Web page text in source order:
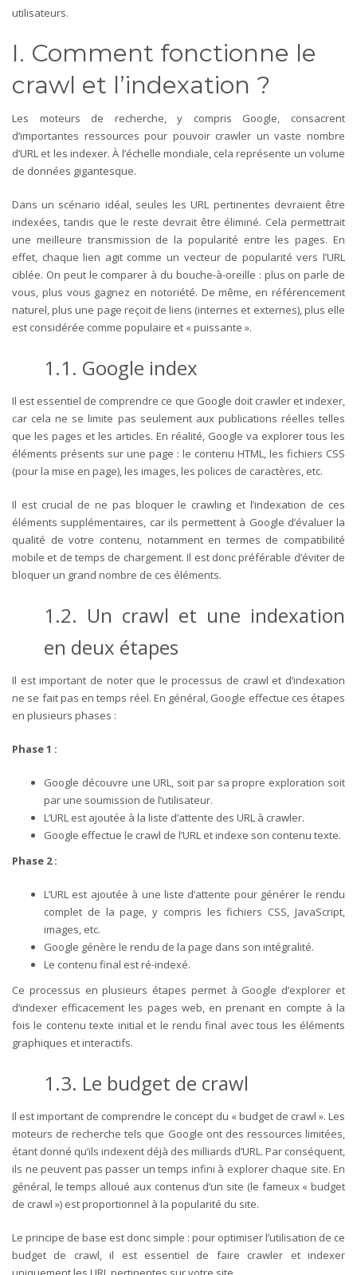
utilisateurs.
I. Comment fonctionne le
crawl et l’indexation ?
Les moteurs de recherche, y compris Google, consacrent
d’importantes ressources pour pouvoir crawler un vaste nombre
d’URL et les indexer. À l’échelle mondiale, cela représente un volume
de données gigantesque.
Dans un scénario idéal, seules les URL pertinentes devraient être
indexées, tandis que le reste devrait être éliminé. Cela permettrait
une meilleure transmission de la popularité entre les pages. En
effet, chaque lien agit comme un vecteur de popularité vers l’URL
ciblée. On peut le comparer à du bouche-à-oreille : plus on parle de
vous, plus vous gagnez en notoriété. De même, en référencement
naturel, plus une page reçoit de liens (internes et externes), plus elle
est considérée comme populaire et « puissante ».
1.1. Google index
Il est essentiel de comprendre ce que Google doit crawler et indexer,
car cela ne se limite pas seulement aux publications réelles telles
que les pages et les articles. En réalité, Google va explorer tous les
éléments présents sur une page : le contenu HTML, les fichiers CSS
(pour la mise en page), les images, les polices de caractères, etc.
Il est crucial de ne pas bloquer le crawling et l’indexation de ces
éléments supplémentaires, car ils permettent à Google d’évaluer la
qualité de votre contenu, notamment en termes de compatibilité
mobile et de temps de chargement. Il est donc préférable d’éviter de
bloquer un grand nombre de ces éléments.
1.2. Un crawl et une indexation
en deux étapes
Il est important de noter que le processus de crawl et d’indexation
ne se fait pas en temps réel. En général, Google effectue ces étapes
en plusieurs phases :
Phase 1 :
Google découvre une URL, soit par sa propre exploration soit
par une soumission de l’utilisateur.
L’URL est ajoutée à la liste d’attente des URL à crawler.
Google effectue le crawl de l’URL et indexe son contenu texte.
Phase 2 :
L’URL est ajoutée à une liste d’attente pour générer le rendu
complet de la page, y compris les fichiers CSS, JavaScript,
images, etc.
Google génère le rendu de la page dans son intégralité.
Le contenu final est ré-indexé.
Ce processus en plusieurs étapes permet à Google d’explorer et
d’indexer efficacement les pages web, en prenant en compte à la
fois le contenu texte initial et le rendu final avec tous les éléments
graphiques et interactifs.
1.3. Le budget de crawl
Il est important de comprendre le concept du « budget de crawl ». Les
moteurs de recherche tels que Google ont des ressources limitées,
étant donné qu’ils indexent déjà des milliards d’URL. Par conséquent,
ils ne peuvent pas passer un temps infini à explorer chaque site. En
général, le temps alloué aux contenus d’un site (le fameux « budget
de crawl ») est proportionnel à la popularité du site.
Le principe de base est donc simple : pour optimiser l’utilisation de ce
budget de crawl, il est essentiel de faire crawler et indexer